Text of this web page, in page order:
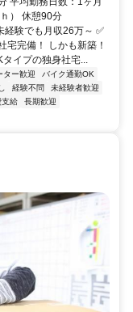
） 休憩90分
経験でも月収26万～ ✅
宅完備！ しかも新築！
イプの独身社宅...
ター歓迎
バイク通勤OK
経験不問
未経験者歓迎
支給
長期歓迎